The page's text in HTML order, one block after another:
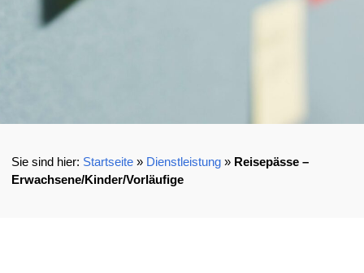
Startseite» Dienstleistung» Reisepässe –
Erwachsene/Kinder/Vorläufige